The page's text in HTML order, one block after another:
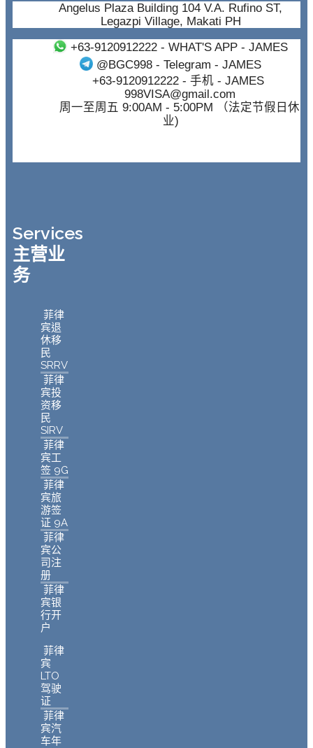
Angelus Plaza Building 104 V.A. Rufino ST,
Legazpi Village, Makati PH
+63-9120912222- WHAT'S APP - JAMES
@BGC998 - Telegram - JAMES
+63-9120912222- 手机 - JAMES
998VISA@gmail.com
周一至周五 9:00AM - 5:00PM （法定节假日休
业)
Services
主营业
务
菲律
宾退
休移
民
SRRV
菲律
宾投
资移
民
SIRV
菲律
宾工
签 9G
菲律
宾旅
游签
证 9A
菲律
宾公
司注
册
菲律
宾银
行开
户
菲律
宾
LTO
驾驶
证
菲律
宾汽
车年